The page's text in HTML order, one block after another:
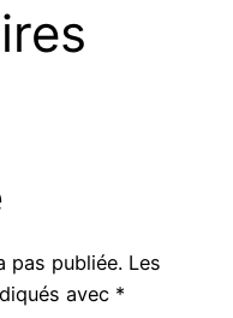
pas publiée. Les
avec *